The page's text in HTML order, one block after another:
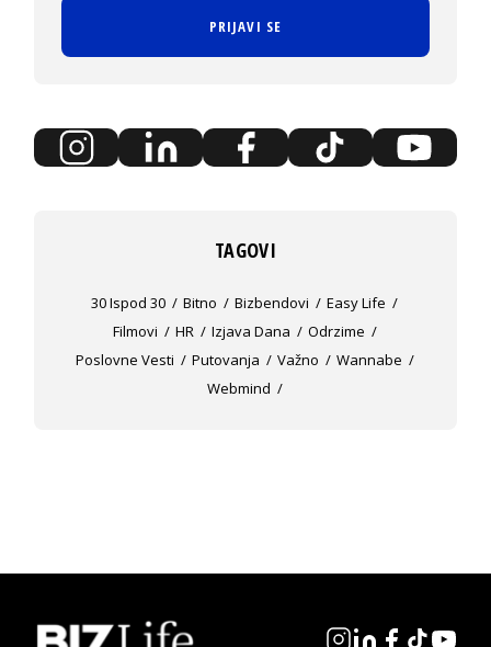
PRIJAVI SE
TAGOVI
30 Ispod 30 Bitno Bizbendovi
Easy Life
Filmovi
HR Izjava Dana
Odrzime
Poslovne Vesti
Putovanja Važno
Wannabe
Webmind